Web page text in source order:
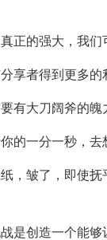
正的强大，我
享者得到更多的
有大刀阔斧的魄
的一分一秒，去
，皱了，即使
是创造一个能